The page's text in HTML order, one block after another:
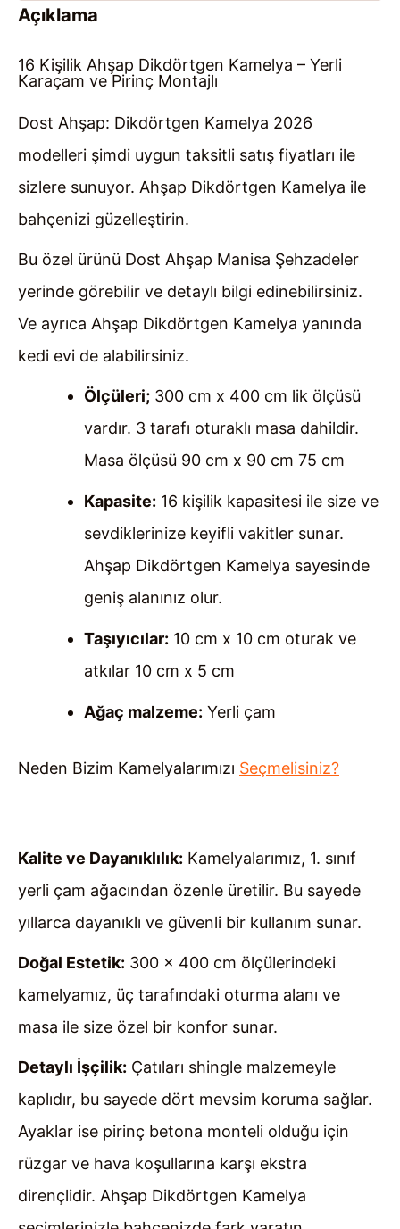
Açıklama
16 Kişilik Ahşap Dikdörtgen Kamelya – Yerli
Karaçam ve Pirinç Montajlı
Dost Ahşap: Dikdörtgen Kamelya 2026
modelleri şimdi uygun taksitli satış fiyatları ile
sizlere sunuyor. Ahşap Dikdörtgen Kamelya ile
bahçenizi güzelleştirin.
Bu özel ürünü Dost Ahşap Manisa Şehzadeler
yerinde görebilir ve detaylı bilgi edinebilirsiniz.
Ve ayrıca Ahşap Dikdörtgen Kamelya yanında
kedi evi de alabilirsiniz.
Ölçüleri; 300 cm x 400 cm lik ölçüsü
vardır. 3 tarafı oturaklı masa dahildir.
Masa ölçüsü 90 cm x 90 cm 75 cm
Kapasite: 16 kişilik kapasitesi ile size ve
sevdiklerinize keyifli vakitler sunar.
Ahşap Dikdörtgen Kamelya sayesinde
geniş alanınız olur.
Taşıyıcılar: 10 cm x 10 cm oturak ve
atkılar 10 cm x 5 cm
Ağaç malzeme: Yerli çam
Neden Bizim Kamelyalarımızı Seçmelisiniz?
Kalite ve Dayanıklılık: Kamelyalarımız, 1. sınıf
yerli çam ağacından özenle üretilir. Bu sayede
yıllarca dayanıklı ve güvenli bir kullanım sunar.
Doğal Estetik: 300 x 400 cm ölçülerindeki
kamelyamız, üç tarafındaki oturma alanı ve
masa ile size özel bir konfor sunar.
Detaylı İşçilik: Çatıları shingle malzemeyle
kaplıdır, bu sayede dört mevsim koruma sağlar.
Ayaklar ise pirinç betona monteli olduğu için
rüzgar ve hava koşullarına karşı ekstra
dirençlidir. Ahşap Dikdörtgen Kamelya